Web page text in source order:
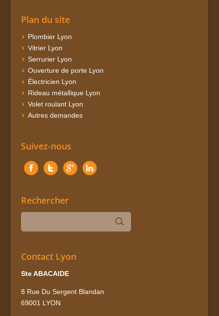
Plan du site
Plombier Lyon
Vitrier Lyon
Serrurier Lyon
Ouverture de porte Lyon
Électricien Lyon
Rideau métallique Lyon
Volet roulant Lyon
Autres demandes
Suivez-nous
Rechercher
Contact Lyon
Ste ABACAIDE
8 Rue Du Sergent Blandan
69001 LYON